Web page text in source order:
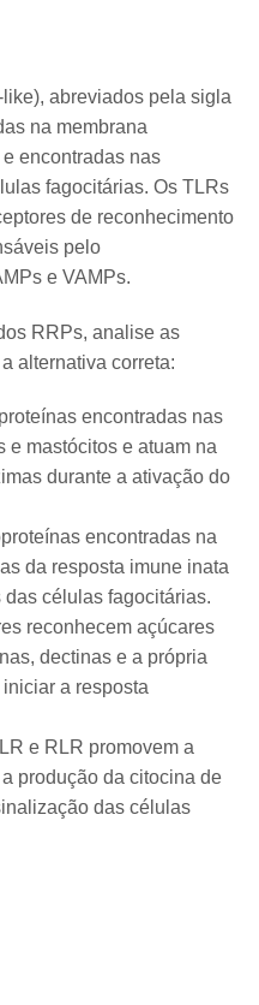
abreviados pela sigla
na membrana
encontradas nas
fagocitárias. Os TLRs
de reconhecimento
pelo
e VAMPs.
RRPs, analise as
alternativa correta:
encontradas nas
mastócitos e atuam na
durante a ativação do
encontradas na
da resposta imune inata
células fagocitárias.
reconhecem açúcares
dectinas e a própria
a resposta
e RLR promovem a
produção da citocina de
das células